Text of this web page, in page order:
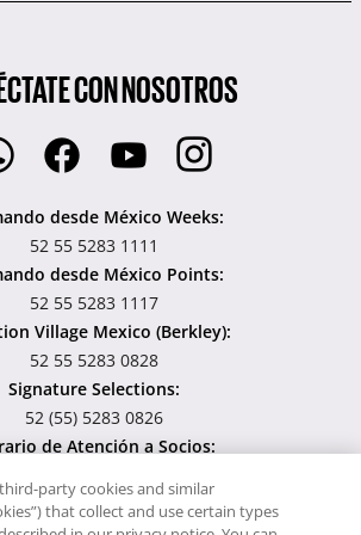
CON NOSOTROS
desde México Weeks:
52 55 5283 1111
desde México Points:
52 55 5283 1117
Village Mexico (Berkley):
52 55 5283 0828
Signature Selections:
52 (55) 5283 0826
de Atención a Socios:
poder darte una mejor experiencia al
party cookies and similar
that collect and use certain types